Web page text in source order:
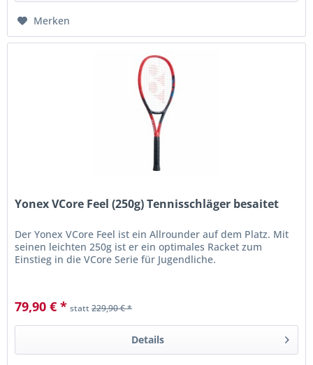
Merken
Yonex VCore Feel (250g) Tennisschläger besaitet
Der Yonex VCore Feel ist ein Allrounder auf dem Platz. Mit
seinen leichten 250g ist er ein optimales Racket zum
Einstieg in die VCore Serie für Jugendliche.
79,90 € * statt229,90 € *
Details